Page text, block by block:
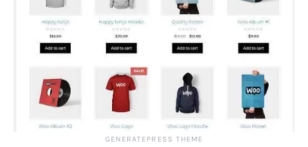
GENERATEPRESS THEME